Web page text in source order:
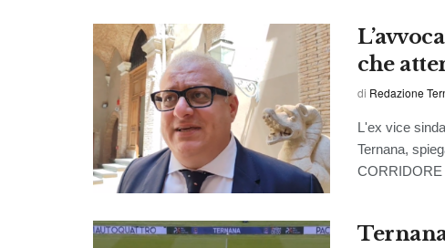
che
di Redazione
L'ex vice
Ternana,
CORRIDORE